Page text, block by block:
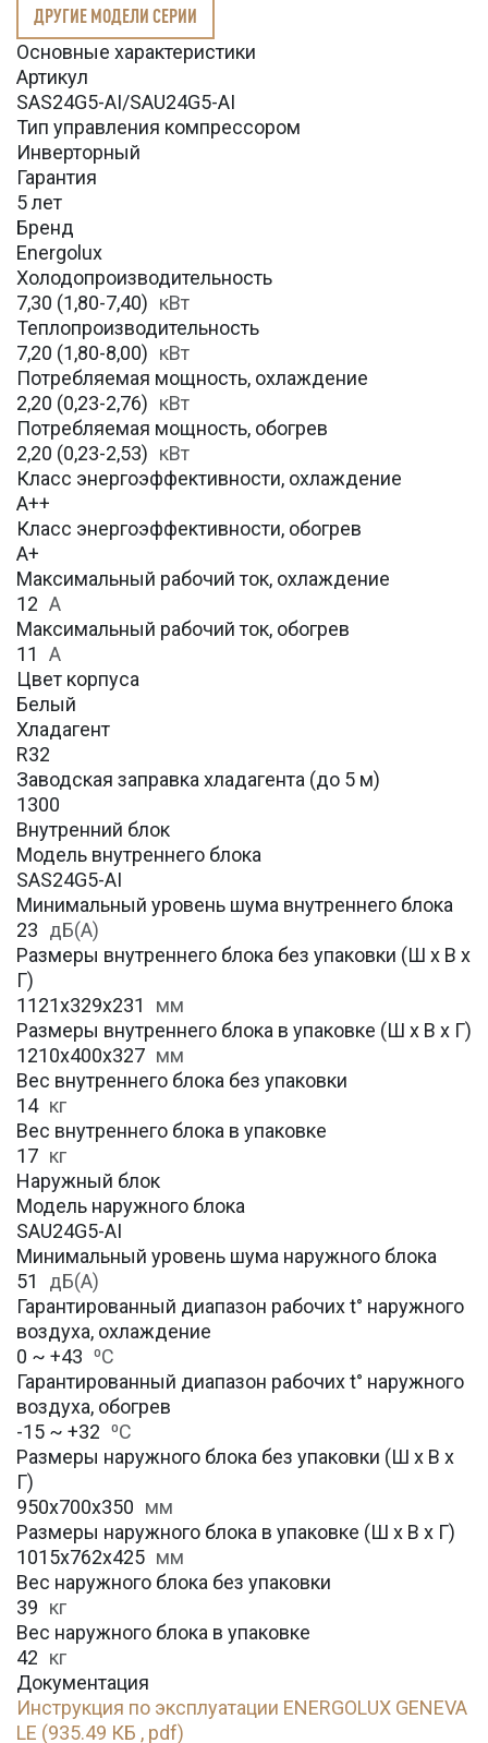
ДРУГИЕ МОДЕЛИ СЕРИИ
Основные характеристики
Артикул
SAS24G5-AI/SAU24G5-AI
Тип управления компрессором
Инверторный
Гарантия
5 лет
Бренд
Energolux
Холодопроизводительность
7,30 (1,80-7,40) кВт
Теплопроизводительность
7,20 (1,80-8,00) кВт
Потребляемая мощность, охлаждение
2,20 (0,23-2,76) кВт
Потребляемая мощность, обогрев
2,20 (0,23-2,53) кВт
Класс энергоэффективности, охлаждение
A++
Класс энергоэффективности, обогрев
А+
Максимальный рабочий ток, охлаждение
12 A
Максимальный рабочий ток, обогрев
11
А
Цвет корпуса
Белый
Хладагент
R32
Заводская заправка хладагента (до 5 м)
1300
Внутренний блок
Модель внутреннего блока
SAS24G5-AI
Минимальный уровень шума внутреннего блока
23 дБ(А)
Размеры внутреннего блока без упаковки (Ш х В х
Г)
1121х329х231
мм
Размеры внутреннего блока в упаковке (Ш х В х Г)
1210х400х327 мм
Вес внутреннего блока без упаковки
14 кг
Вес внутреннего блока в упаковке
17 кг
Наружный блок
Модель наружного блока
SAU24G5-AI
Минимальный уровень шума наружного блока
51
дБ(А)
Гарантированный диапазон рабочих t° наружного
воздуха, охлаждение
0 ~ +43 ⁰С
Гарантированный диапазон рабочих t° наружного
воздуха, обогрев
-15 ~ +32 ⁰С
Размеры наружного блока без упаковки (Ш х В х
Г)
950x700x350 мм
Размеры наружного блока в упаковке (Ш х В х Г)
1015x762x425 мм
Вес наружного блока без упаковки
39 кг
Вес наружного блока в упаковке
42 кг
Документация
Инструкция по эксплуатации ENERGOLUX GENEVA
LE (935.49 КБ , pdf)